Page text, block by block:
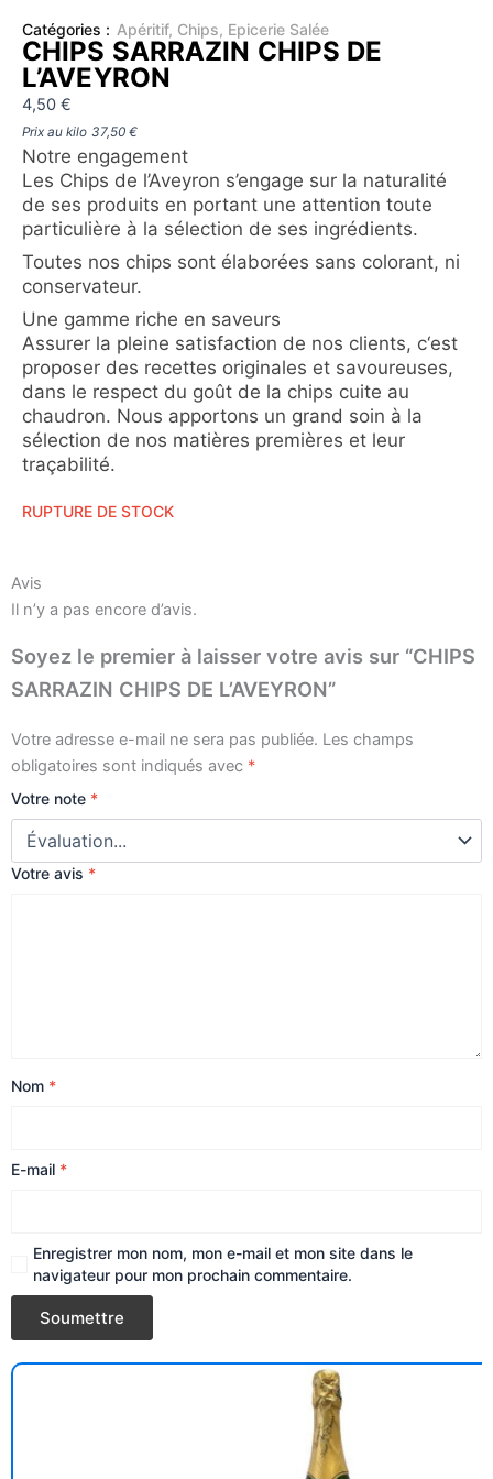
Catégories : Apéritif, Chips, Epicerie Salée
CHIPS SARRAZIN CHIPS DE
L’AVEYRON
4,50 €
Prix au kilo 37,50 €
Notre engagement
Les Chips de l’Aveyron s’engage sur la naturalité
de ses produits en portant une attention toute
particulière à la sélection de ses ingrédients.
Toutes nos chips sont élaborées sans colorant, ni
conservateur.
Une gamme riche en saveurs
Assurer la pleine satisfaction de nos clients, c‘est
proposer des recettes originales et savoureuses,
dans le respect du goût de la chips cuite au
chaudron. Nous apportons un grand soin à la
sélection de nos matières premières et leur
traçabilité.
RUPTURE DE STOCK
Avis
Il n’y a pas encore d’avis.
Soyez le premier à laisser votre avis sur “CHIPS
SARRAZIN CHIPS DE L’AVEYRON”
Votre adresse e-mail ne sera pas publiée. Les champs
obligatoires sont indiqués avec *
Votre note *
Votre avis *
Nom *
E-mail *
Enregistrer mon nom, mon e-mail et mon site dans le
navigateur pour mon prochain commentaire.